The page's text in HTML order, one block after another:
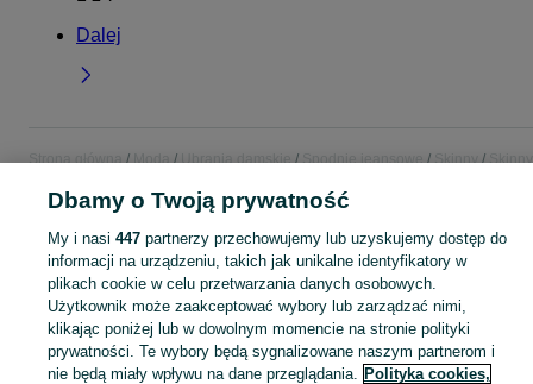
Dalej
Strona główna Moda Ubrania damskie Spodnie jeansowe Skinny
KATEGORIA
Szeroki wybór jeansów skinny damskich Zamość ▶️ push-up i high waist ✅ Nowe i używane w dobrych cenach ✌ Znajdź oferty na OLX.pl! Zobacz
Mapa kategorii
Dbamy o Twoją prywatność
My i nasi 447partnerzy przechowujemy lub uzyskujemy dostęp do
informacji na urządzeniu, takich jak unikalne identyfikatory w
plikach cookie w celu przetwarzania danych osobowych.
Użytkownik może zaakceptować wybory lub zarządzać nimi,
klikając poniżej lub w dowolnym momencie na stronie polityki
prywatności. Te wybory będą sygnalizowane naszym partnerom i
nie będą miały wpływu na dane przeglądania. Polityka cookies,